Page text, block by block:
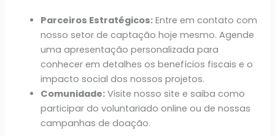
Parceiros Estratégicos: Entre em contato com
nosso setor de captação hoje mesmo. Agende
uma apresentação personalizada para
conhecer em detalhes os benefícios fiscais e o
impacto social dos nossos projetos.
Comunidade: Visite nosso site e saiba como
participar do voluntariado online ou de nossas
campanhas de doação.